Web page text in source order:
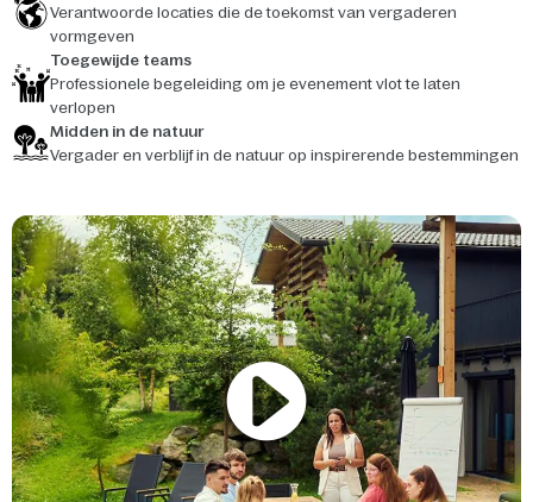
Verantwoorde locaties die de toekomst van vergaderen
vormgeven
Toegewijde teams
Professionele begeleiding om je evenement vlot te laten
verlopen
Midden in de natuur
Vergader en verblijf in de natuur op inspirerende bestemmingen